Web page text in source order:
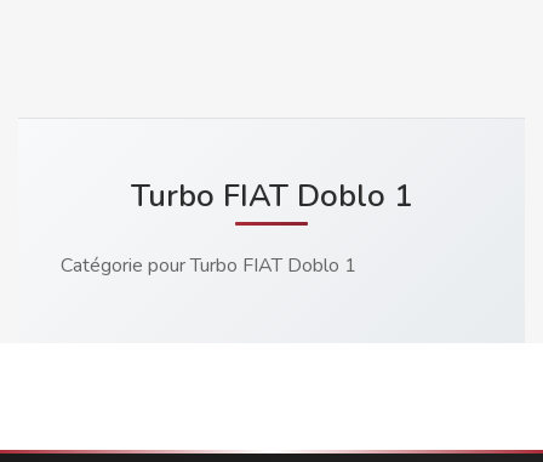
Turbo FIAT Doblo 1
Catégorie pour Turbo FIAT Doblo 1